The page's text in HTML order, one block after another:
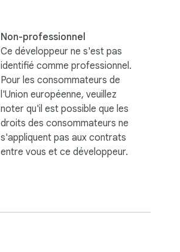
Non-professionnel
Ce développeur ne s'est pas
identifié comme professionnel.
Pour les consommateurs de
l'Union européenne, veuillez
noter qu'il est possible que les
droits des consommateurs ne
s'appliquent pas aux contrats
entre vous et ce développeur.